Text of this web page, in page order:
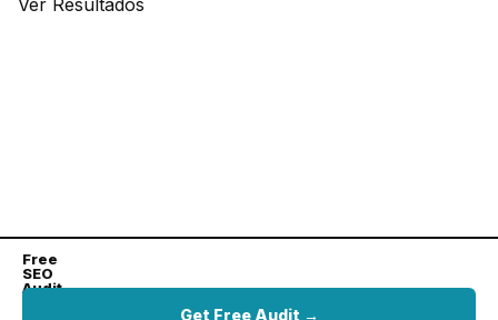
Ver Resultados
Free
SEO
Audit
Get Free Audit →